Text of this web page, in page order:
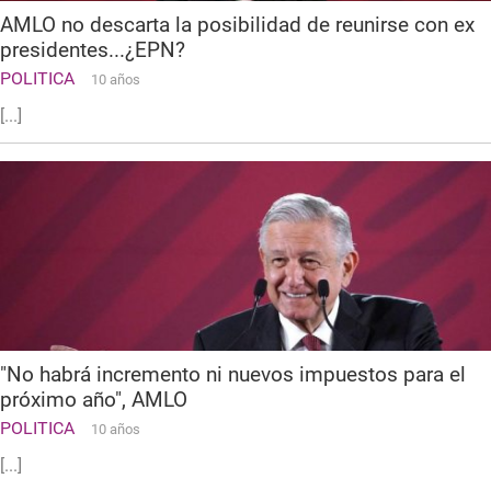
AMLO no descarta la posibilidad de reunirse con ex
presidentes...¿EPN?
POLITICA 10 años
[...]
"No habrá incremento ni nuevos impuestos para el
próximo año", AMLO
POLITICA 10 años
[...]